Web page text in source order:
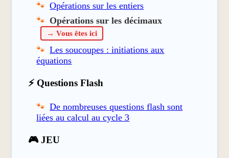
Opérations sur les entiers
Opérations sur les décimaux
→ Vous êtes ici
Les soucoupes : initiations aux
équations
⚡ Questions Flash
De nombreuses questions flash sont
liées au calcul au cycle 3
🎮 JEU